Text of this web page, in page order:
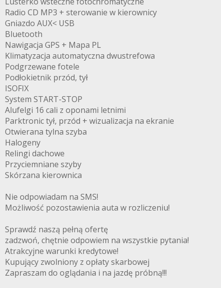
Radio CD MP3 + sterowanie w kierownicy
Gniazdo AUX< USB
Bluetooth
Nawigacja GPS + Mapa PL
Klimatyzacja automatyczna dwustrefowa
Podgrzewane fotele
Podłokietnik przód, tył
ISOFIX
System START-STOP
Alufelgi 16 cali z oponami letnimi
Parktronic tył, przód + wizualizacja na ekranie
Otwierana tylna szyba
Halogeny
Relingi dachowe
Przyciemniane szyby
Skórzana kierownica
Nie odpowiadam na SMS!
Możliwość pozostawienia auta w rozliczeniu!
Sprawdź naszą pełną ofertę
zadzwoń, chętnie odpowiem na wszystkie pytania!
Atrakcyjne warunki kredytowe!
Kupujący zwolniony z opłaty skarbowej
Zapraszam do oglądania i na jazdę próbną!!!